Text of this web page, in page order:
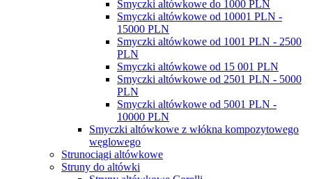
Smyczki altówkowe do 1000 PLN
Smyczki altówkowe od 10001 PLN -
15000 PLN
Smyczki altówkowe od 1001 PLN - 2500
PLN
Smyczki altówkowe od 15 001 PLN
Smyczki altówkowe od 2501 PLN - 5000
PLN
Smyczki altówkowe od 5001 PLN -
10000 PLN
Smyczki altówkowe z włókna kompozytowego
węglowego
Strunociągi altówkowe
Struny do altówki